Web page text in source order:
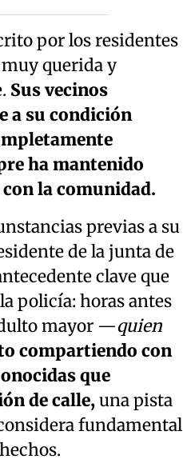
por los residentes
querida y
Sus vecinos
a su condición
ha mantenido
la comunidad.
previas a su
de la junta de
clave que
policía: horas antes
mayor —quien
compartiendo con
que
de calle,una pista
fundamental